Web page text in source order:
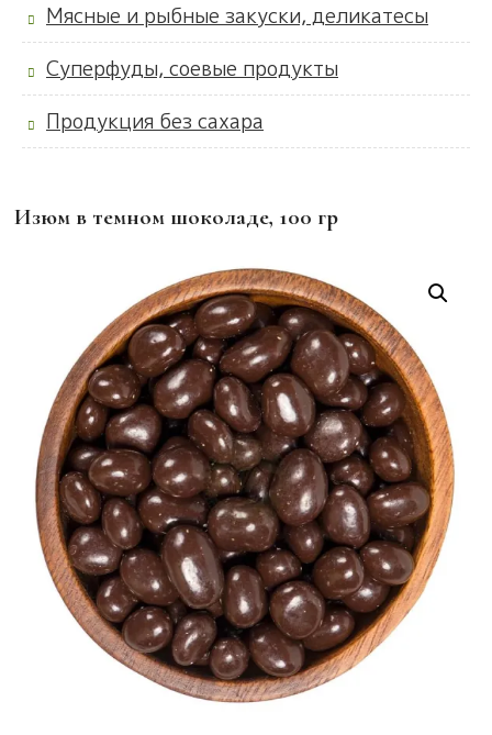
Мясные и рыбные закуски, деликатесы
Суперфуды, соевые продукты
Продукция без сахара
Изюм в темном шоколаде, 100 гр